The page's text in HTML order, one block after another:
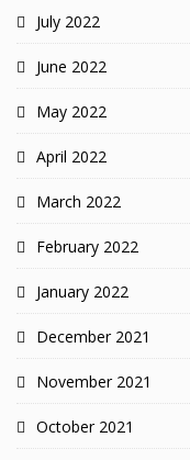
July 2022
June 2022
May 2022
April 2022
March 2022
February 2022
January 2022
December 2021
November 2021
October 2021